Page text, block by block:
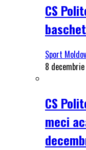
CS
Sport
8
CS
meci